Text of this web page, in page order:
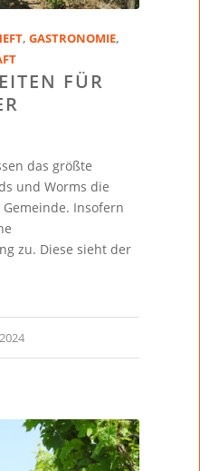
,GASTRONOMIE,
FÜR
das größte
und Worms die
Insofern
zu. Diese sieht der